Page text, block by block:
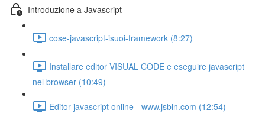
Introduzione a Javascript
cose-javascript-isuoi-framework (8:27)
Installare editor VISUAL CODE e eseguire javascript
nel browser (10:49)
Editor javascript online - www.jsbin.com (12:54)